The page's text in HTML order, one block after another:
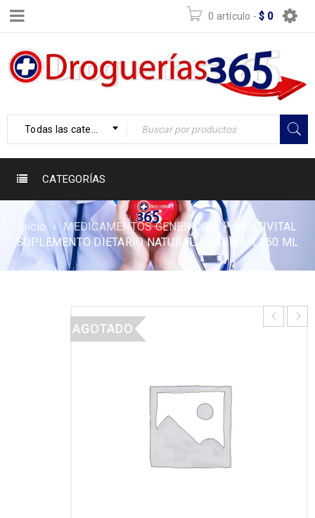
0 artículo - $ 0
Todas las categorías
CATEGORÍAS
Inicio › MEDICAMENTOS GENERICOS ›
MULTIVITAL
SUPLEMENTO DIETARIO NATURAL PHARMA X 360 ML
AGOTADO